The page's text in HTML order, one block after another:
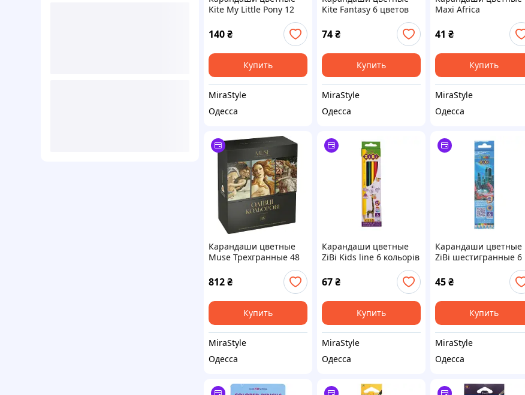
Kite My Little Pony 12
140₴
Купить
MiraStyle
Одесса
Kite Fantasy 6 цветов
74₴
Купить
MiraStyle
Одесса
Maxi Africa
пластиковые, 6 цветов
(MX11529)
41 ₴
Купить
MiraStyle
Одесса
Карандаши цветные
Muse Трехгранные 48
812₴
Купить
MiraStyle
Одесса
Карандаши цветные
ZiBi Kids line 6 кольорів
67₴
Купить
MiraStyle
Одесса
Карандаши цветные
ZiBi шестигранные 6
45 ₴
Купить
MiraStyle
Одесса